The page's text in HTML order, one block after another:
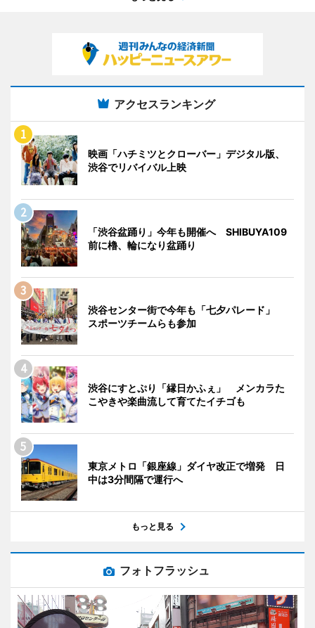
アクセスランキング
映画「ハチミツとクローバー」デジタル版、
渋谷でリバイバル上映
「渋谷盆踊り」今年も開催へ SHIBUYA109
前に櫓、輪になり盆踊り
渋谷センター街で今年も「七夕パレード」
スポーツチームらも参加
渋谷にすとぷり「縁日かふぇ」 メンカラた
こやきや楽曲流して育てたイチゴも
東京メトロ「銀座線」ダイヤ改正で増発 日
中は3分間隔で運行へ
もっと見る
フォトフラッシュ